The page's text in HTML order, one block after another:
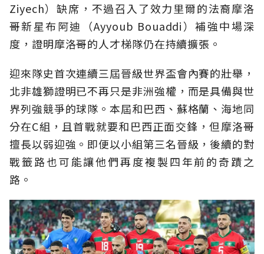
Ziyech）缺席，不過召入了效力里爾的法裔摩洛
哥新星布阿迪（Ayyoub Bouaddi）補強中場深
度，證明摩洛哥的人才梯隊仍在持續擴張。
迎來隊史首次連續三屆晉級世界盃會內賽的壯舉，
北非雄獅證明已不再只是非洲強權，而是具備與世
界列強競爭的球隊。本屆和巴西、蘇格蘭、海地同
分在C組，且首戰就要和巴西正面交鋒，但摩洛哥
擅長以弱迎強。即便以小組第三名晉級，後續的對
戰籤路也可能讓他們再度複製四年前的奇蹟之
路。